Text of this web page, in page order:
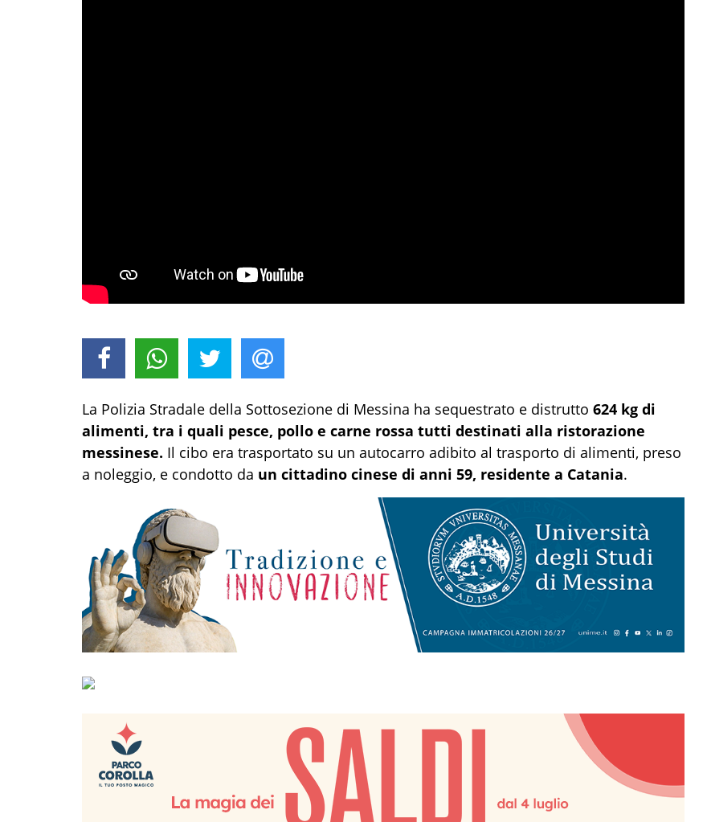
La Polizia Stradale della Sottosezione di Messina ha sequestrato e distrutto 624 kg di
alimenti, tra i quali pesce, pollo e carne rossa tutti destinati alla ristorazione
messinese. Il cibo era trasportato su un autocarro adibito al trasporto di alimenti, preso
a noleggio, e condotto da un cittadino cinese di anni 59, residente a Catania.